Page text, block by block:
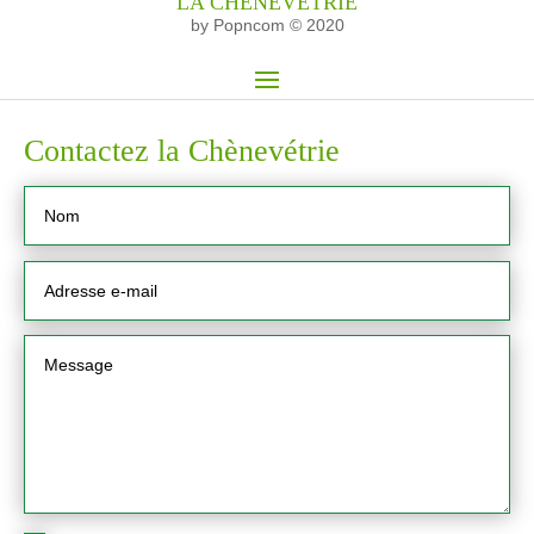
by Popncom © 2020
Contactez la Chènevétrie